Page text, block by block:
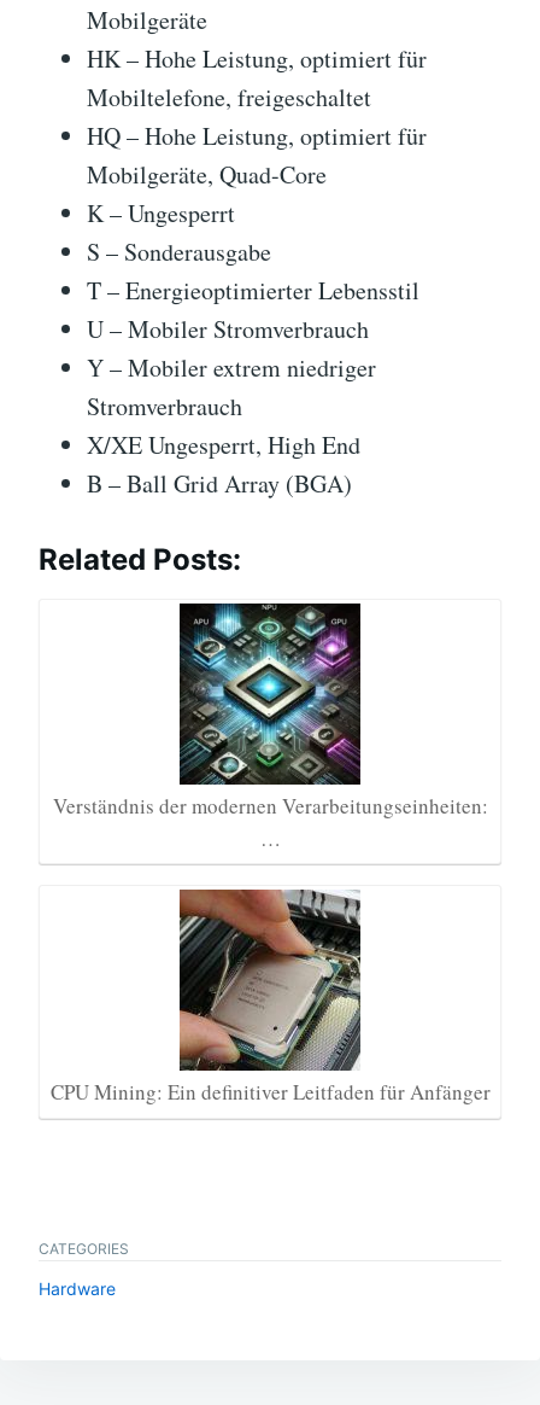
Mobilgeräte
HK – Hohe Leistung, optimiert für
Mobiltelefone, freigeschaltet
HQ – Hohe Leistung, optimiert für
Mobilgeräte, Quad-Core
K – Ungesperrt
S – Sonderausgabe
T – Energieoptimierter Lebensstil
U – Mobiler Stromverbrauch
Y – Mobiler extrem niedriger
Stromverbrauch
X/XE Ungesperrt, High End
B – Ball Grid Array (BGA)
Related Posts:
Verständnis der modernen Verarbeitungseinheiten:
…
CPU Mining: Ein definitiver Leitfaden für Anfänger
CATEGORIES
Hardware